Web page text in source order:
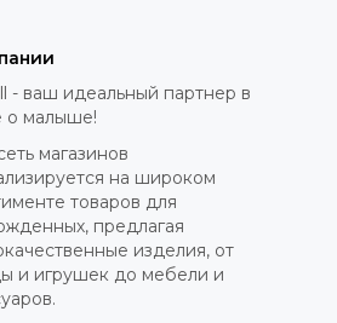
- ваш идеальный партнер в
о малыше!
магазинов
на широком
товаров для
предлагая
изделия, от
и игрушек до мебели и